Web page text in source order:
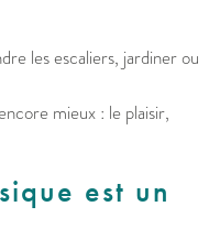
les escaliers, jardiner ou
mieux : le plaisir,
est un